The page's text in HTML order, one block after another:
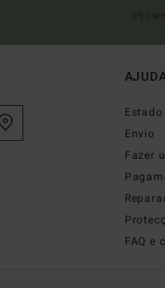
Envio
Fazer
FAQ e